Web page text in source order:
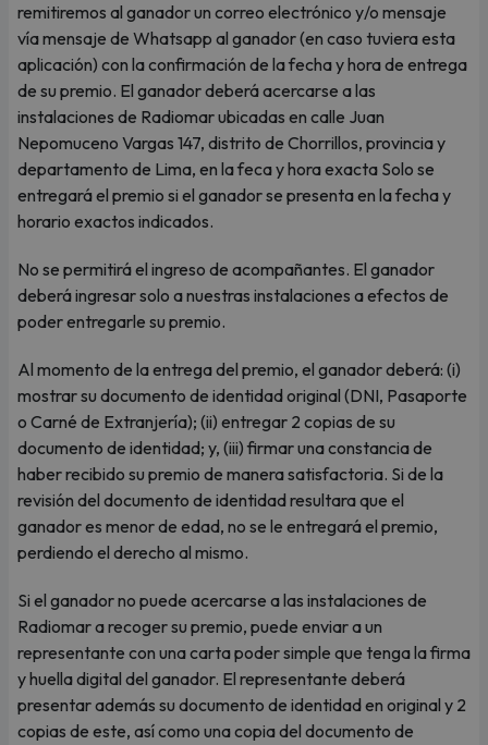
remitiremos al ganador un correo electrónico y/o mensaje
vía mensaje de Whatsapp al ganador (en caso tuviera esta
aplicación) con la confirmación de la fecha y hora de entrega
de su premio. El ganador deberá acercarse a las
instalaciones de Radiomar ubicadas en calle Juan
Nepomuceno Vargas 147, distrito de Chorrillos, provincia y
departamento de Lima, en la feca y hora exacta Solo se
entregará el premio si el ganador se presenta en la fecha y
horario exactos indicados.
No se permitirá el ingreso de acompañantes. El ganador
deberá ingresar solo a nuestras instalaciones a efectos de
poder entregarle su premio.
Al momento de la entrega del premio, el ganador deberá: (i)
mostrar su documento de identidad original (DNI, Pasaporte
o Carné de Extranjería); (ii) entregar 2 copias de su
documento de identidad; y, (iii) firmar una constancia de
haber recibido su premio de manera satisfactoria. Si de la
revisión del documento de identidad resultara que el
ganador es menor de edad, no se le entregará el premio,
perdiendo el derecho al mismo.
Si el ganador no puede acercarse a las instalaciones de
Radiomar a recoger su premio, puede enviar a un
representante con una carta poder simple que tenga la firma
y huella digital del ganador. El representante deberá
presentar además su documento de identidad en original y 2
copias de este, así como una copia del documento de